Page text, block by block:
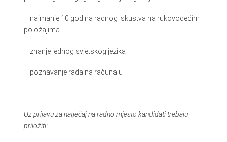
– najmanje 10 godina radnog iskustva na rukovodećim
položajima
– znanje jednog svjetskog jezika
– poznavanje rada na računalu
Uz prijavu za natječaj na radno mjesto kandidati trebaju
priložiti: